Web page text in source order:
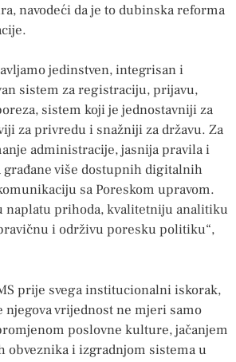
navodeći da je to dubinska reforma
jedinstven, integrisan i
sistem za registraciju, prijavu,
sistem koji je jednostavniji za
za privredu i snažniji za državu. Za
administracije, jasnija pravila i
više dostupnih digitalnih
sa Poreskom upravom.
naplatu prihoda, kvalitetniju analitiku
i održivu poresku politiku“,
prije svega institucionalni iskorak,
njegova vrijednost ne mjeri samo
poslovne kulture, jačanjem
obveznika i izgradnjom sistema u